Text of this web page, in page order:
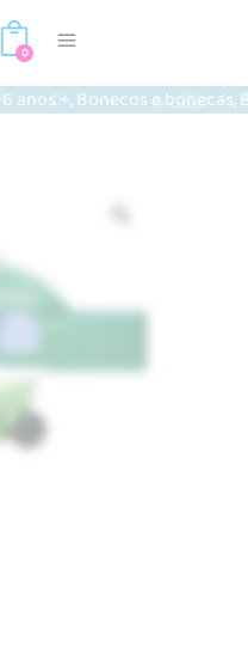
0
6 anos +,Bonecos e bonecas,